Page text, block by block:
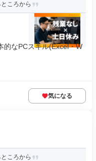
ころから
的なPCスキル(Excel・W
気になる
ころから